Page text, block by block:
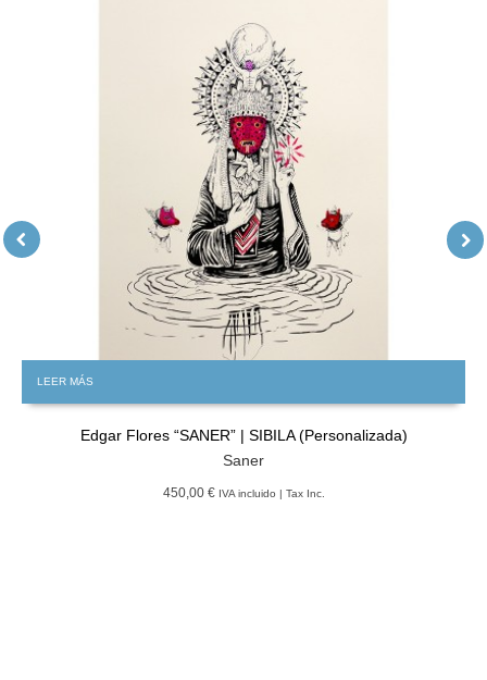
LEER MÁS
Edgar Flores “SANER” | SIBILA (Personalizada)
Saner
450,00 € IVA incluido | Tax Inc.